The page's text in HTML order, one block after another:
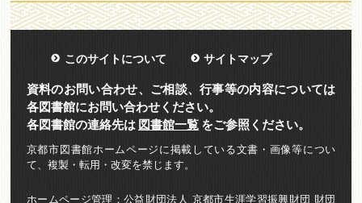
このサイトについて サイトマップ
資料のお問い合わせ、ご相談、行事等の内容については
各図書館にお問い合わせください。
各図書館の連絡先は 図書館一覧をご参照ください。
京都市図書館ホームページに掲載している文書・画像等につい
て、複製・転用・改変を禁じます。
ホームページ管理：公益財団法人 京都市生涯学習振興財団 財団